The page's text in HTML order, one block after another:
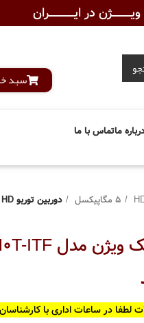
در ایــــــــــــران
سبد
درباره ماتماس با ما
5 مگاپیکسل دوربین توربو HD هایک ویژن مدل DS-2CE16H0T-ITF
لطفا در ساعات اداری با